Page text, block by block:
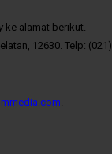
ke alamat berikut.
12630. Telp:
.